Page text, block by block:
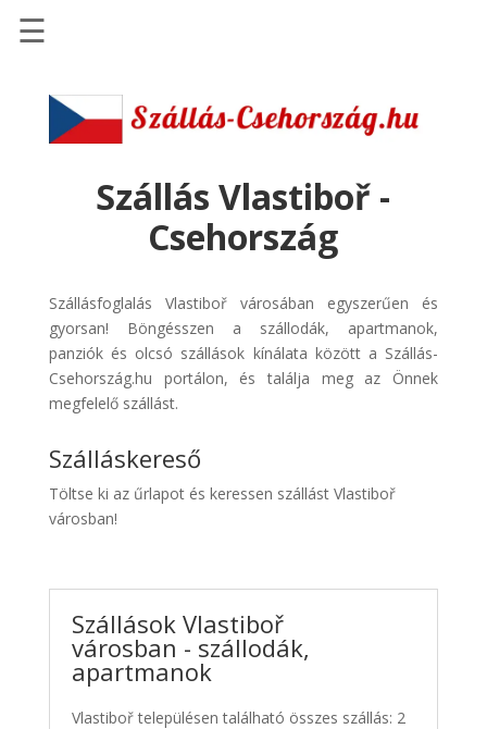
Szállások
Szállásinfo.eu
pénzvisszatérítéssel
Discover
Cars
Transzfer
Kiwi
Taxi
☰
Szállás Vlastiboř -
Csehország
Szállásfoglalás Vlastiboř városában egyszerűen és
gyorsan! Böngésszen a szállodák, apartmanok,
panziók és olcsó szállások kínálata között a Szállás-
Csehország.hu portálon, és találja meg az Önnek
megfelelő szállást.
Szálláskereső
Töltse ki az űrlapot és keressen szállást Vlastiboř
városban!
Szállások Vlastiboř
városban - szállodák,
apartmanok
Vlastiboř településen található összes szállás: 2